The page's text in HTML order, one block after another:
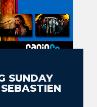
SUNDAY